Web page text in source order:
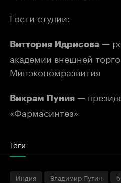
Гости студии:
Виттория Идрисова —
академии внешней
Минэкономразвития
Викрам Пуния —
«Фармасинтез»
Теги
Индия Владимир Путин